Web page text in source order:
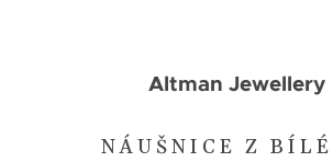
NÁUŠNICE Z
Altman Jewellery